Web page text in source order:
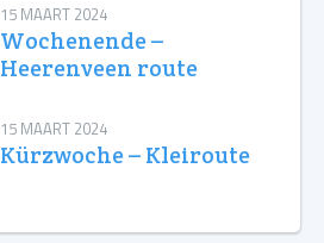
15 MAART 2024
Wochenende –
Heerenveen route
15 MAART 2024
Kürzwoche – Kleiroute